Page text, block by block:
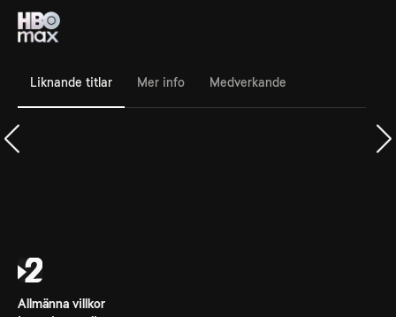
Liknande titlar Mer info Medverkande
Allmänna villkor